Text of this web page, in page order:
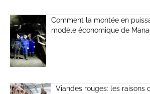
Comment la montée en
modèle économique de
Viandes rouges: les raisons